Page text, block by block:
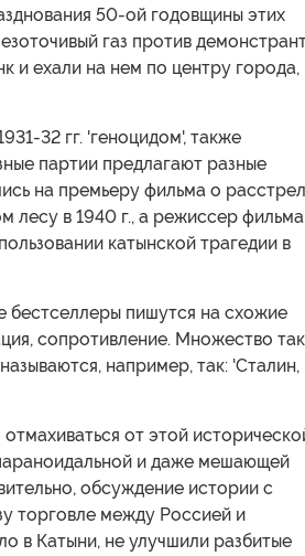
50-ой годовщины этих
газ против
и ехали на нем по центру города,
32 гг. 'геноцидом', также
партии предлагают разные
на премьеру фильма о
лесу в 1940 г., а режиссер фильма
катынской трагедии в
бестселлеры пишутся на схожие
сопротивление. Множество
например, так: 'Сталин,
от этой
и даже мешающей
обсуждение истории с
торговле между Россией и
в Катыни, не улучшили разбитые